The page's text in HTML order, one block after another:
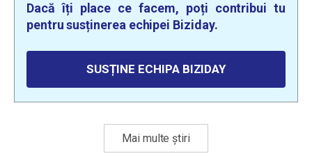
Dacă îți place ce facem, poți contribui tu
pentru susținerea echipei Biziday.
SUSȚINE ECHIPA BIZIDAY
Mai multe știri